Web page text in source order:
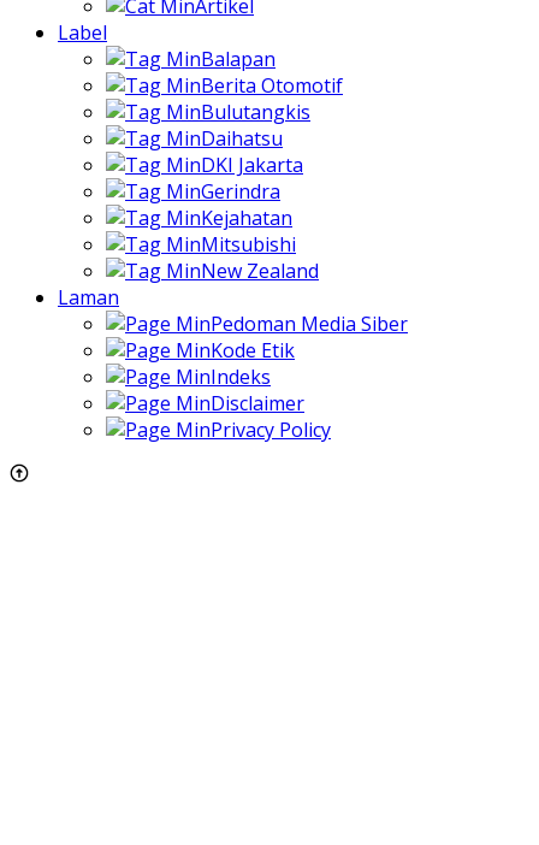
Artikel
Label
Balapan
Berita Otomotif
Bulutangkis
Daihatsu
DKI Jakarta
Gerindra
Kejahatan
Mitsubishi
New Zealand
Laman
Pedoman Media Siber
Kode Etik
Indeks
Disclaimer
Privacy Policy